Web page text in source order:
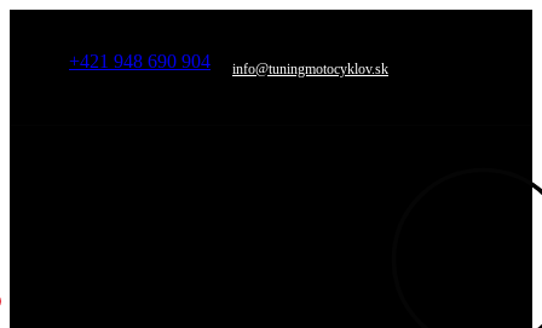
+421 948 690 904 info@tuningmotocyklov.sk